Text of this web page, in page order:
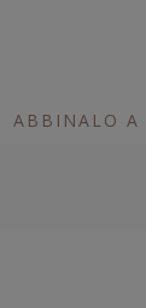
ABBINALO A